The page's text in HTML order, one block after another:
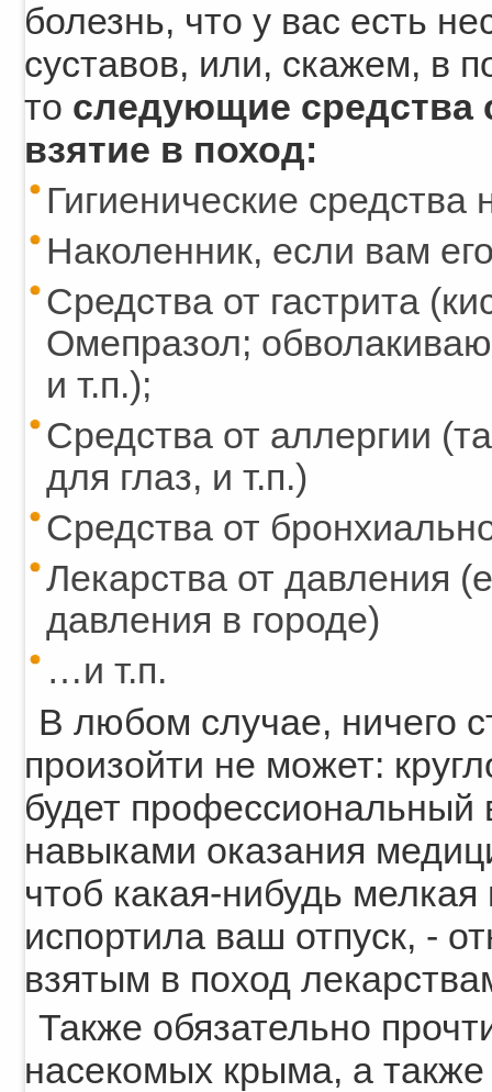
болезнь, что у вас есть
суставов, или, скажем, в
то следующие средства
взятие в поход:
Гигиенические
Наколенник, если вам
Средства от гастрита
Омепразол;
и т.п.);
Средства от аллергии
для глаз, и т.п.)
Средства от
Лекарства от давления
давления в городе)
…и т.п.
В любом случае, ничего
произойти не может:
будет профессиональный
навыками оказания
чтоб какая-нибудь
испортила ваш отпуск, -
взятым в поход
Также обязательно
насекомых крыма, а